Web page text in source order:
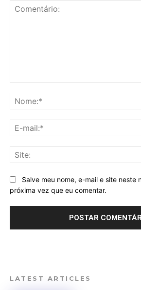
Salve meu nome, e-mail e site neste
próxima vez que eu comentar.
LATEST ARTICLES